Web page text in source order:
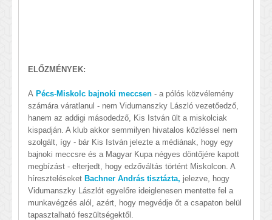
ELŐZMÉNYEK:
A Pécs-Miskolc bajnoki meccsen - a pólós közvélemény
számára váratlanul - nem Vidumanszky László vezetőedző,
hanem az addigi másodedző, Kis István ült a miskolciak
kispadján. A klub akkor semmilyen hivatalos közléssel nem
szolgált, így - bár Kis István jelezte a médiának, hogy egy
bajnoki meccsre és a Magyar Kupa négyes döntőjére kapott
megbízást - elterjedt, hogy edzőváltás történt Miskolcon. A
híreszteléseket Bachner András tisztázta, jelezve, hogy
Vidumanszky Lászlót egyelőre ideiglenesen mentette fel a
munkavégzés alól, azért, hogy megvédje őt a csapaton belül
tapasztalható feszültségektől.